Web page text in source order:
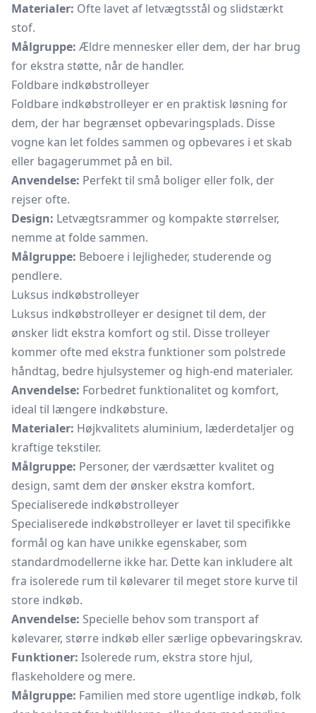
Materialer: Ofte lavet af letvægtsstål og slidstærkt
stof.
Målgruppe: Ældre mennesker eller dem, der har brug
for ekstra støtte, når de handler.
Foldbare indkøbstrolleyer
Foldbare indkøbstrolleyer er en praktisk løsning for
dem, der har begrænset opbevaringsplads. Disse
vogne kan let foldes sammen og opbevares i et skab
eller bagagerummet på en bil.
Anvendelse: Perfekt til små boliger eller folk, der
rejser ofte.
Design: Letvægtsrammer og kompakte størrelser,
nemme at folde sammen.
Målgruppe: Beboere i lejligheder, studerende og
pendlere.
Luksus indkøbstrolleyer
Luksus indkøbstrolleyer er designet til dem, der
ønsker lidt ekstra komfort og stil. Disse trolleyer
kommer ofte med ekstra funktioner som polstrede
håndtag, bedre hjulsystemer og high-end materialer.
Anvendelse: Forbedret funktionalitet og komfort,
ideal til længere indkøbsture.
Materialer: Højkvalitets aluminium, læderdetaljer og
kraftige tekstiler.
Målgruppe: Personer, der værdsætter kvalitet og
design, samt dem der ønsker ekstra komfort.
Specialiserede indkøbstrolleyer
Specialiserede indkøbstrolleyer er lavet til specifikke
formål og kan have unikke egenskaber, som
standardmodellerne ikke har. Dette kan inkludere alt
fra isolerede rum til kølevarer til meget store kurve til
store indkøb.
Anvendelse: Specielle behov som transport af
kølevarer, større indkøb eller særlige opbevaringskrav.
Funktioner: Isolerede rum, ekstra store hjul,
flaskeholdere og mere.
Målgruppe: Familien med store ugentlige indkøb, folk